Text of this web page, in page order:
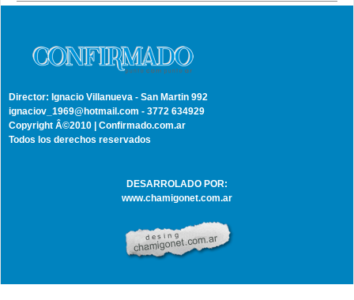
Director: Ignacio Villanueva - San Martin 992
ignaciov_1969@hotmail.com - 3772 634929
Copyright Â©2010 | Confirmado.com.ar
Todos los derechos reservados
DESARROLADO POR:
www.chamigonet.com.ar